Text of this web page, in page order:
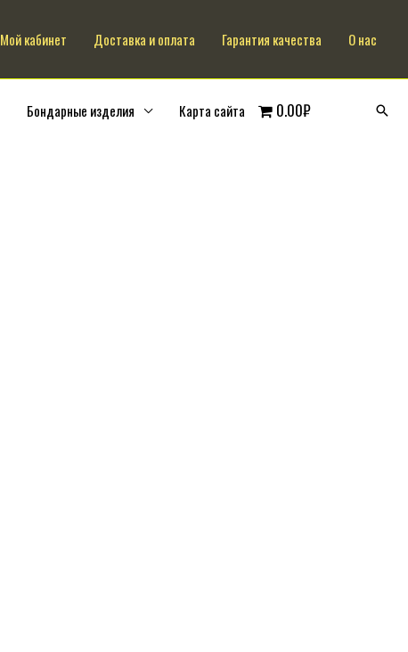
Мой кабинет Доставка и оплата Гарантия качества О нас
Бондарные изделия Карта сайта 0.00₽